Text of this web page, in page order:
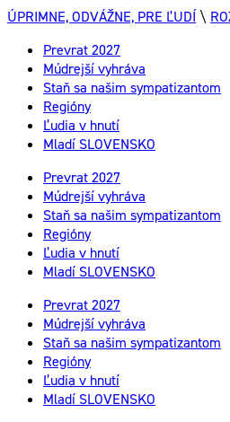
ÚPRIMNE, ODVÁŽNE, PRE ĽUDÍ \
Prevrat 2027
Múdrejší vyhráva
Staň sa našim sympatizantom
Regióny
Ľudia v hnutí
Mladí SLOVENSKO
Prevrat 2027
Múdrejší vyhráva
Staň sa našim sympatizantom
Regióny
Ľudia v hnutí
Mladí SLOVENSKO
Prevrat 2027
Múdrejší vyhráva
Staň sa našim sympatizantom
Regióny
Ľudia v hnutí
Mladí SLOVENSKO